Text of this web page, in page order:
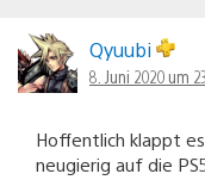
Qyuubi
8. Juni 2020 um
Hoffentlich klappt
neugierig auf die